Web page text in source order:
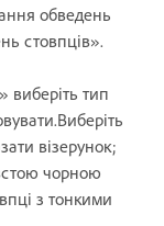
обведень
стовпців».
виберіть тип
візерунок;
чорною
з тонкими